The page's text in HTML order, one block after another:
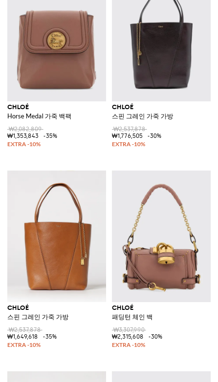
CHLOÉ
Horse Medal 가죽 백팩
₩2,082,809
₩1,353,843
-35%
CHLOÉ
스핀 그레인 가죽 가방
₩2,537,878
₩1,776,505
-30%
CHLOÉ
스핀 그레인 가죽 가방
₩2,537,878
₩1,649,618
-35%
CHLOÉ
패딩턴 체인 백
₩3,307,990
₩2,315,608
-30%